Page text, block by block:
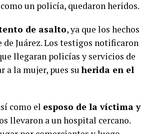
un policía, quedaron heridos.
de asalto, ya que los hechos
de Juárez. Los testigos notificaron
llegaran policías y servicios de
a la mujer, pues suherida en el
como el esposo de la víctima y
llevaron a un hospital cercano.